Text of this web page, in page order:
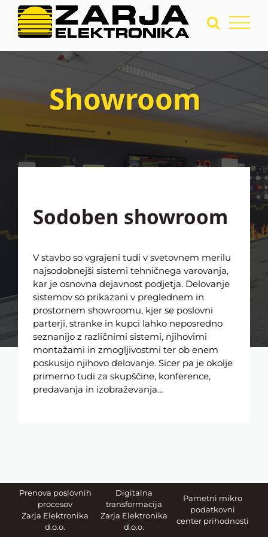
Showroom
Sodoben showroom
V stavbo so vgrajeni tudi v svetovnem merilu
najsodobnejši sistemi tehničnega varovanja,
kar je osnovna dejavnost podjetja. Delovanje
sistemov so prikazani v preglednem in
prostornem showroomu, kjer se poslovni
parterji, stranke in kupci lahko neposredno
seznanijo z različnimi sistemi, njihovimi
montažami in zmogljivostmi ter ob enem
poskusijo njihovo delovanje. Sicer pa je okolje
primerno tudi za skupščine, konference,
predavanja in izobraževanja…
Prenova poslovnih
procesov
Zarja Elektronika
d.o.o.
Digitalna
transformacija
Zarja Elektronika
d.o.o.
Pametni mikro
podatkovni
center prihodnosti